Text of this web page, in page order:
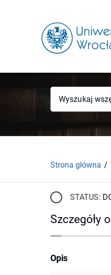
Wyszukaj
Strona główna
STATUS:
Szczegóły
Opis